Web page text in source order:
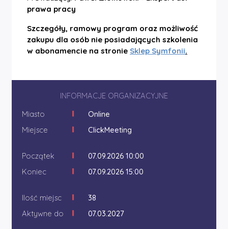
prawa pracy
Szczegóły, ramowy program oraz możliwość
zakupu dla osób nie posiadających szkolenia
w abonamencie na stronie Sklep Symfonii.
INFORMACJE ORGANIZACYJNE
Miasto
Online
Miejsce
ClickMeeting
Początek
07.09.2026 10:00
Koniec
07.09.2026 15:00
Ilość miejsc
38
Aktywne do
07.03.2027